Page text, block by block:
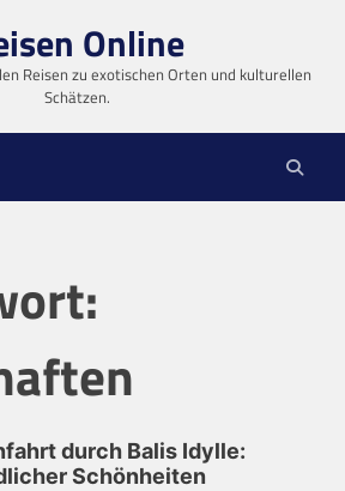
Online
Reisen zu exotischen Orten und kulturellen
Schätzen.
durch Balis Idylle:
Schönheiten